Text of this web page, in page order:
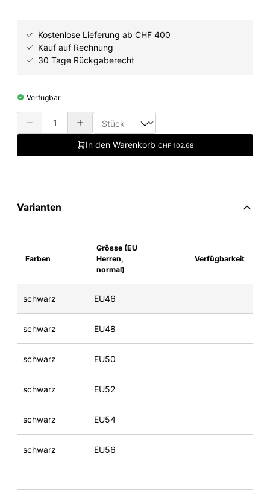
Kostenlose Lieferung ab CHF 400
Kauf auf Rechnung
30 Tage Rückgaberecht
Verfügbar
In den Warenkorb CHF 102.68
Varianten
Farben
Grösse (EU
Herren,
normal)
Verfügbarkeit
schwarz EU46
schwarz EU48
schwarz EU50
schwarz EU52
schwarz EU54
schwarz EU56